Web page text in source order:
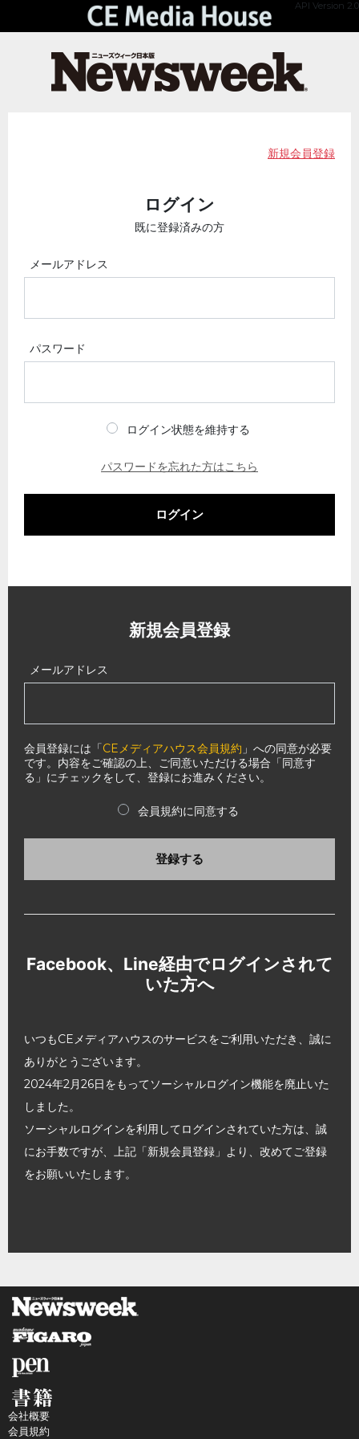
API Version 2.0
新規会員登録
ログイン
既に登録済みの方
メールアドレス
パスワード
ログイン状態を維持する
パスワードを忘れた方はこちら
ログイン
新規会員登録
メールアドレス
会員登録には「CEメディアハウス会員規約 」への同意が必要
です。内容をご確認の上、ご同意いただける場合「同意す
る」にチェックをして、登録にお進みください。
会員規約に同意する
登録する
Facebook、Line経由でログインされて
いた方へ
いつもCEメディアハウスのサービスをご利用いただき、誠に
ありがとうございます。
2024年2月26日をもってソーシャルログイン機能を廃止いた
しました。
ソーシャルログインを利用してログインされていた方は、誠
にお手数ですが、上記「新規会員登録」より、改めてご登録
をお願いいたします。
会社概要
会員規約